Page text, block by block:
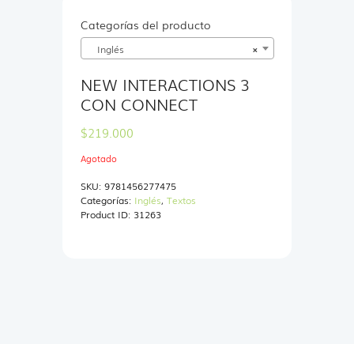
Categorías del producto
×
Inglés
NEW INTERACTIONS 3
CON CONNECT
$219.000
Agotado
SKU: 9781456277475
Categorías: Inglés, Textos
Product ID: 31263